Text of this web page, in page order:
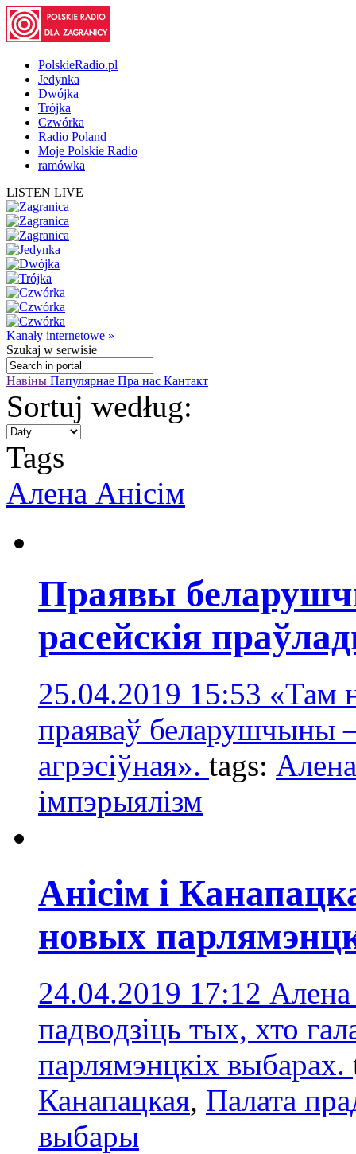
PolskieRadio.pl
Jedynka
Dwójka
Trójka
Czwórka
Radio Poland
Moje Polskie Radio
ramówka
LISTEN LIVE
Kanały internetowe »
Szukaj w serwisie
Навіны Папулярнае Пра нас Кантакт
Sortuj według:
Tags
Алена Анісім
Праявы
расейскія
25.04.2019 15:53 «Там
праяваў беларушчыны
агрэсіўная». tags:
імпэрыялізм
Анісім і
новых
24.04.2019 17:12
падводзіць тых, хто
парлямэнцкіх выбарах.
Канапацкая, Палата
выбары